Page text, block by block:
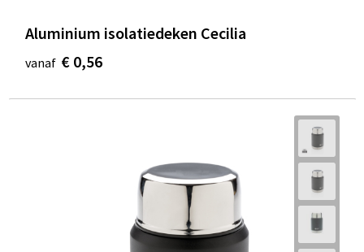
Aluminium isolatiedeken Cecilia
vanaf € 0,56